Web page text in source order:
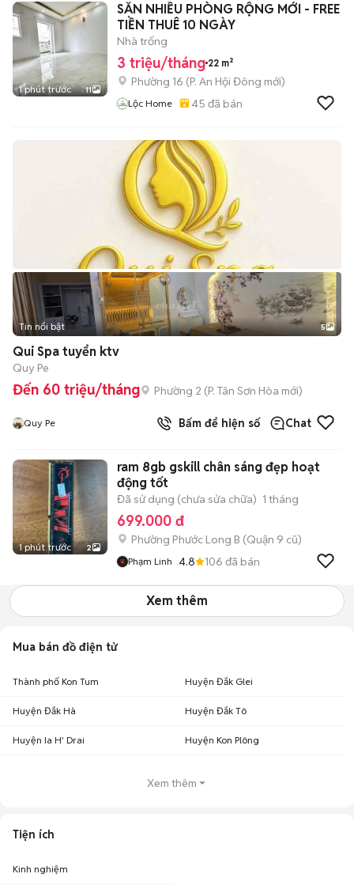
1 phút trước 11
SẴN NHIỀU PHÒNG RỘNG MỚI - FREE
TIỀN THUÊ 10 NGÀY
Nhà trống
3 triệu/tháng 22 m²
Phường 16 (P. An Hội Đông mới)
Lộc Home 45 đã bán
Tin nổi bật 5
Qui Spa tuyển ktv
Quy Pe
Đến 60 triệu/tháng Phường 2 (P. Tân Sơn Hòa mới)
Quy Pe Bấm để hiện số Chat
1 phút trước 2
ram 8gb gskill chân sáng đẹp hoạt
động tốt
Đã sử dụng (chưa sửa chữa) 1 tháng
699.000 đ
Phường Phước Long B (Quận 9 cũ)
Phạm Linh 4.8 106 đã bán
Xem thêm
Mua bán đồ điện tử
Thành phố Kon Tum Huyện Đắk Glei
Huyện Đắk Hà Huyện Đắk Tô
Huyện Ia H' Drai Huyện Kon Plông
Xem thêm
Tiện ích
Kinh nghiệm